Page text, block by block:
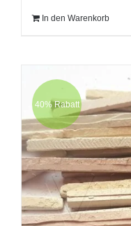
In den Warenkorb
40% Rabatt